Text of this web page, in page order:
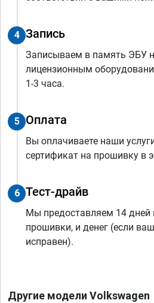
4 Запись
Записываем в память ЭБУ
лицензионным
1-3 часа.
5 Оплата
Вы оплачиваете наши
сертификат на прошивку в
6 Тест-драйв
Мы предоставляем 14 дней
прошивки, и денег (если
исправен).
Другие модели Volkswagen